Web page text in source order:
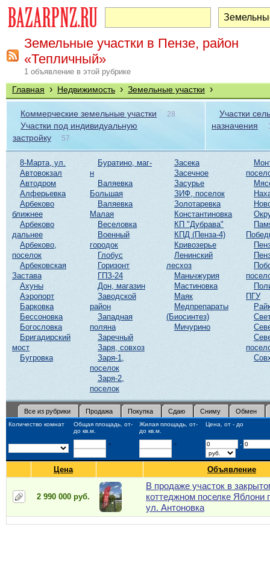
Земельные участки в Пензе, район
«Тепличный»
1 объявление в этой рубрике
Главная › Недвижимость › Земельные участки ›
Коммерческие земельные участки 28
Участки под индивидуальную
застройку
57
Участки
назначения
8-Марта, ул.
Автовокзал
Автодром
Алферьевка
Арбеково
ближнее
Арбеково
дальнее
Арбеково,
поселок
Арбековская
Застава
Ахуны
Аэропорт
Барковка
Бессоновка
Богословка
Бригадирский
мост
Бугровка
Буратино, маг-
н
Валяевка
Большая
Валяевка
Малая
Веселовка
Военный
городок
Глобус
Горизонт
ГПЗ-24
Дон, магазин
Заводской
район
Западная
поляна
Заречный
Заря, совхоз
Заря-1,
поселок
Заря-2,
поселок
Засека
Засечное
Засурье
ЗИФ, поселок
Золотаревка
Константиновка
КП "Дубрава"
КПД (Пенза-4)
Кривозерье
Ленинский
лесхоз
Маньчжурия
Мастиновка
Маяк
Медпрепараты
(Биосинтез)
Мичурино
ПГУ
Все из рубрики Продажа Покупка Сдаю Сниму Обмен
Количество комнат
Общая площадь, от-
до кв.м.
Жилая площадь, от-
до кв.м.
Цена, от - до
- - -
Цена Объявление
2 990 000 руб.
В продаже участок в
коттеджном поселке Яблони
ул. Антоновка